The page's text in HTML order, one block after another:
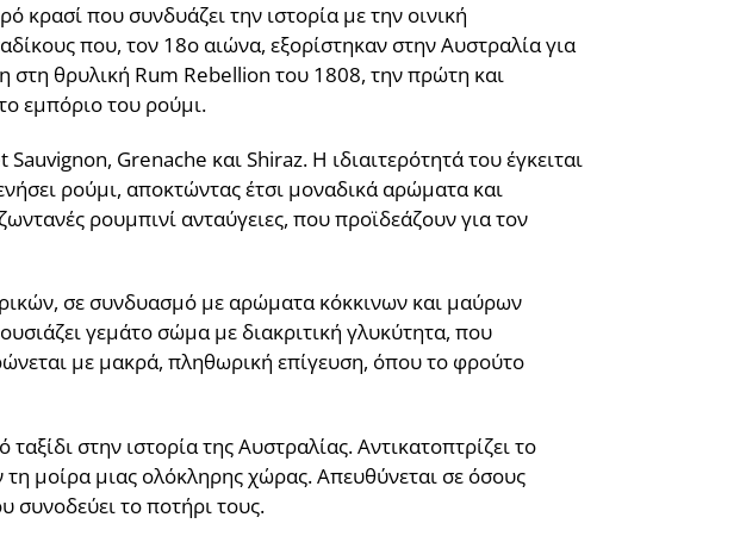
κρασί που συνδυάζει την ιστορία με την οινική
που, τον 18ο αιώνα, εξορίστηκαν στην Αυστραλία για
στη θρυλική Rum Rebellion του 1808, την πρώτη και
εμπόριο του ρούμι.
Grenache και Shiraz. Η ιδιαιτερότητά του έγκειται
ρούμι, αποκτώντας έτσι μοναδικά αρώματα και
ρουμπινί ανταύγειες, που προϊδεάζουν για τον
σε συνδυασμό με αρώματα κόκκινων και μαύρων
γεμάτο σώμα με διακριτική γλυκύτητα, που
με μακρά, πληθωρική επίγευση, όπου το φρούτο
στην ιστορία της Αυστραλίας. Αντικατοπτρίζει το
μοίρα μιας ολόκληρης χώρας. Απευθύνεται σε όσους
συνοδεύει το ποτήρι τους.